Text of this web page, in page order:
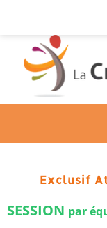
Exclusif
SESSION par